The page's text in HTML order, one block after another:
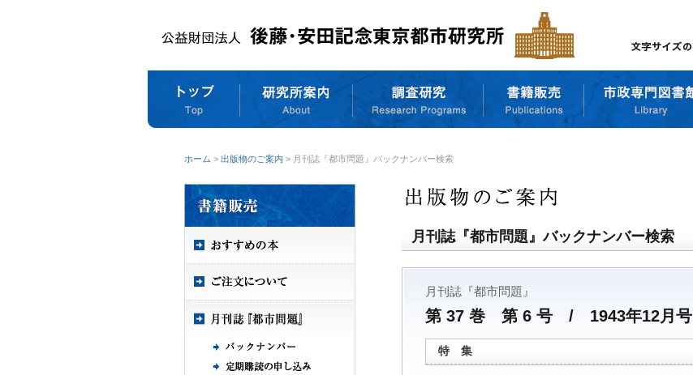
ホーム > 出版物のご案内 > 月刊誌『都市問題』バックナンバー検索
月刊誌『都市問題』バックナンバー検索
月刊誌『都市問題』
第 37 巻 第 6 号 / 1943年12月号
特 集